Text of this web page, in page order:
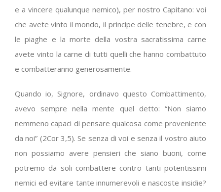
e a vincere qualunque nemico), per nostro Capitano: voi
che avete vinto il mondo, il principe delle tenebre, e con
le piaghe e la morte della vostra sacratissima carne
avete vinto la carne di tutti quelli che hanno combattuto
e combatteranno generosamente.
Quando io, Signore, ordinavo questo Combattimento,
avevo sempre nella mente quel detto: “Non siamo
nemmeno capaci di pensare qualcosa come proveniente
da noi” (2Cor 3,5). Se senza di voi e senza il vostro aiuto
non possiamo avere pensieri che siano buoni, come
potremo da soli combattere contro tanti potentissimi
nemici ed evitare tante innumerevoli e nascoste insidie?